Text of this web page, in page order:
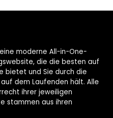
moderne All-in-One-
die die besten auf
bietet und Sie durch die
dem Laufenden hält. Alle
ihrer jeweiligen
stammen aus ihren